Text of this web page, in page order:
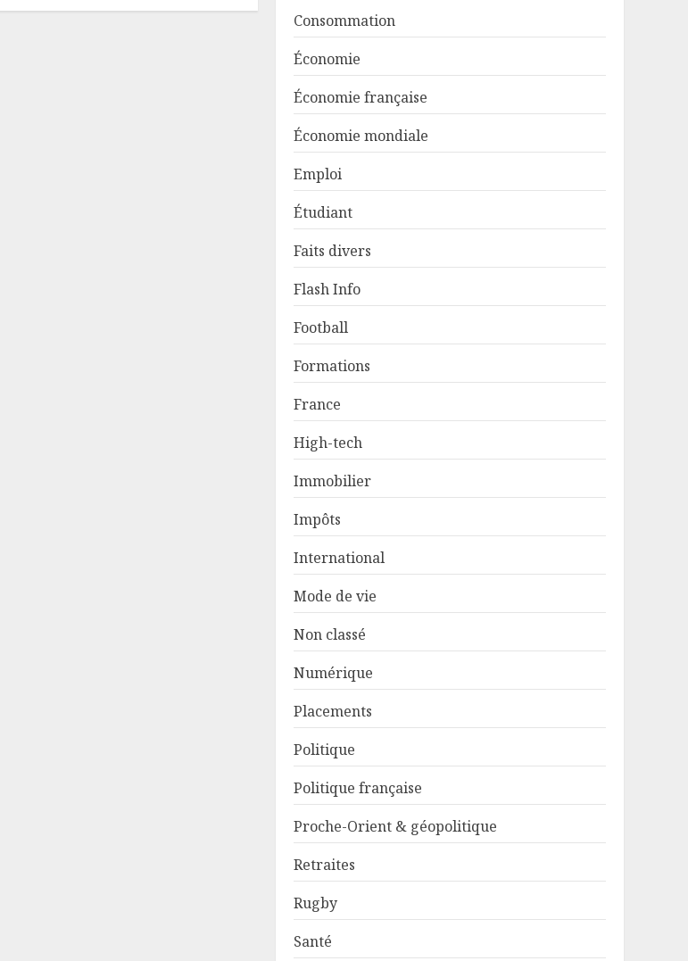
Consommation
Économie
Économie française
Économie mondiale
Emploi
Étudiant
Faits divers
Flash Info
Football
Formations
France
High-tech
Immobilier
Impôts
International
Mode de vie
Non classé
Numérique
Placements
Politique
Politique française
Proche-Orient & géopolitique
Retraites
Rugby
Santé